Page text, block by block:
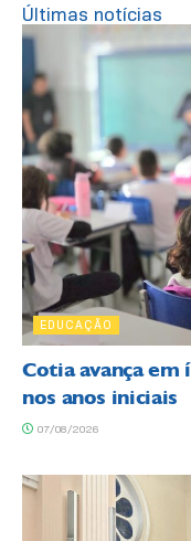
Últimas notícias
EDUCAÇÃO
Cotia avança em
nos anos iniciais
07/08/2026